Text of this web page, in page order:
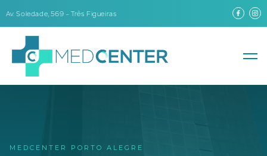
Av. Soledade, 569 – Três Figueiras
MEDCENTER PORTO ALEGRE